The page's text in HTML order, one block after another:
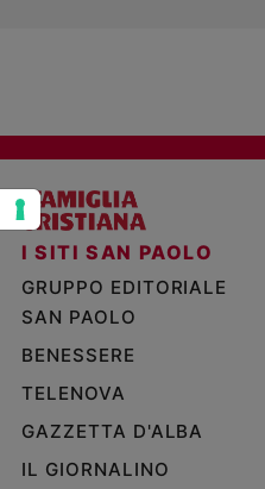
Contatti
Pubblicità
Redazione
Social
I SITI SAN PAOLO
GRUPPO EDITORIALE
SAN PAOLO
BENESSERE
TELENOVA
GAZZETTA D'ALBA
IL GIORNALINO